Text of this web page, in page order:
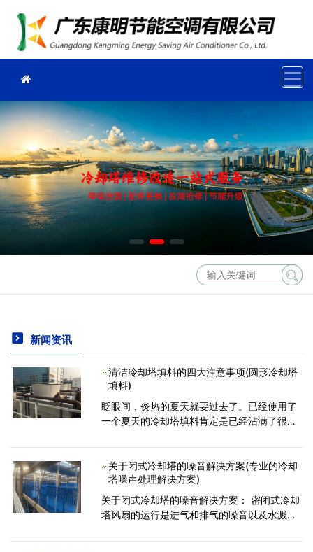
新闻资讯
清洁冷却塔填料的四大注意事项(圆形冷却塔
填料)
眨眼间，炎热的夏天就要过去了。已经使用了
一个夏天的冷却塔填料肯定是已经沾满了很多
洁它。以下是我们的员工总结的一些需要注意
的事项。事项1：
关于闭式冷却塔的噪音解决方案(专业的冷却
塔噪声处理解决方案)
关于闭式冷却塔的噪音解决方案： 密闭式冷却
塔风扇的运行是进气和排气的噪音以及水溅的
式冷 却塔的噪音有以下处理方法。在落水直接